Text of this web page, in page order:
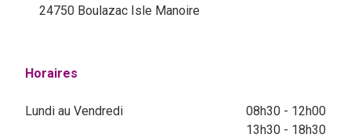
24750 Boulazac Isle Manoire
Horaires
Lundi au Vendredi
08h30 - 12h00
13h30 - 18h30